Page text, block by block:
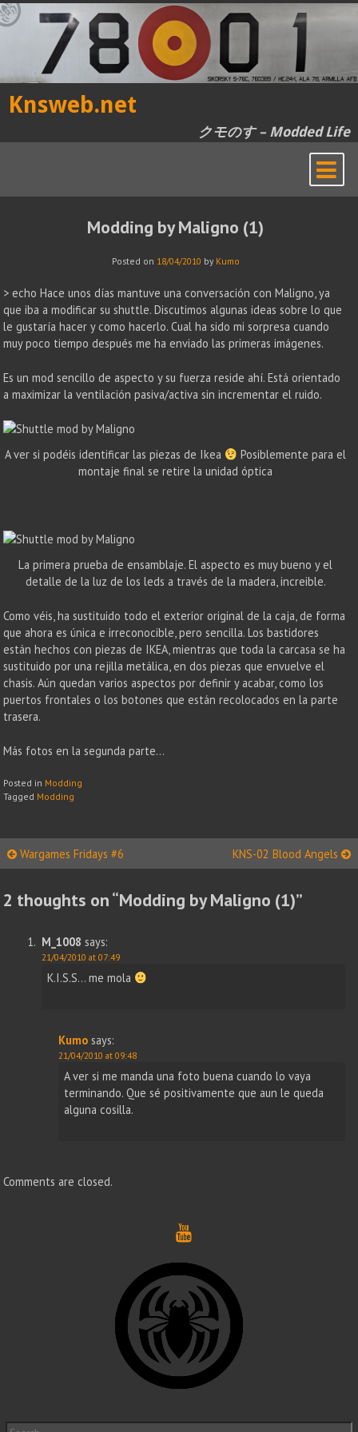
Skip
to
Knsweb.net
クモのす – Modded Life
Modding by Maligno (1)
Posted on 18/04/2010 by Kumo
> echo Hace unos días mantuve una conversación con Maligno, ya
que iba a modificar su shuttle. Discutimos algunas ideas sobre lo que
le gustaría hacer y como hacerlo. Cual ha sido mi sorpresa cuando
muy poco tiempo después me ha enviado las primeras imágenes.
Es un mod sencillo de aspecto y su fuerza reside ahí. Está orientado
a maximizar la ventilación pasiva/activa sin incrementar el ruido.
A ver si podéis identificar las piezas de Ikea
Posiblemente para el
montaje final se retire la unidad óptica
La primera prueba de ensamblaje. El aspecto es muy bueno y el
detalle de la luz de los leds a través de la madera, increible.
Como véis, ha sustituido todo el exterior original de la caja, de forma
que ahora es única e irreconocible, pero sencilla. Los bastidores
están hechos con piezas de IKEA, mientras que toda la carcasa se ha
sustituido por una rejilla metálica, en dos piezas que envuelve el
chasis. Aún quedan varios aspectos por definir y acabar, como los
puertos frontales o los botones que están recolocados en la parte
trasera.
Más fotos en la segunda parte…
Posted in Modding
Tagged Modding
Post
Wargames Fridays #6 KNS-02 Blood Angels
2 thoughts on “Modding by Maligno (1)”
M_1008 says:
21/04/2010 at 07:49
K.I.S.S… me mola
Kumo says:
21/04/2010 at 09:48
A ver si me manda una foto buena cuando lo vaya
terminando. Que sé positivamente que aun le queda
alguna cosilla.
Comments are closed.